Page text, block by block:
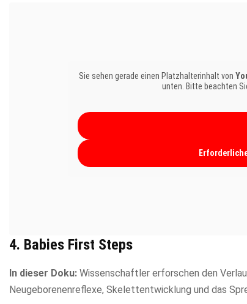
Sie sehen gerade einen Platzhalterinhalt von
unten. Bitte beachten
4. Babies First Steps
In dieser Doku: Wissenschaftler erforschen den
Neugeborenenreflexe, Skelettentwicklung und das